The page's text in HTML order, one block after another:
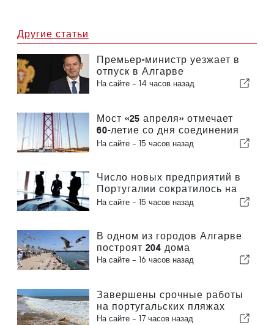
Другие статьи
Премьер-министр уезжает в
отпуск в Алгарве
На сайте - 14 часов назад
Мост «25 апреля» отмечает
60-летие со дня соединения
Лиссабона и Альмады
На сайте - 15 часов назад
Число новых предприятий в
Португалии сократилось на
4,2 %
На сайте - 15 часов назад
В одном из городов Алгарве
построят 204 дома
На сайте - 16 часов назад
Завершены срочные работы
на португальских пляжах
На сайте - 17 часов назад